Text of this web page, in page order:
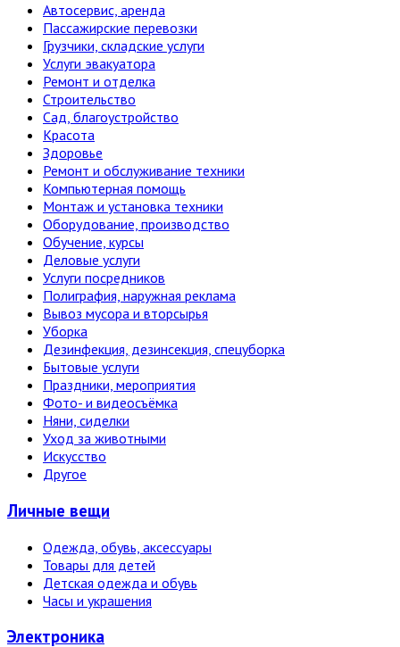
Автосервис, аренда
Пассажирские перевозки
Грузчики, складские услуги
Услуги эвакуатора
Ремонт и отделка
Строительство
Сад, благоустройство
Красота
Здоровье
Ремонт и обслуживание техники
Компьютерная помощь
Монтаж и установка техники
Оборудование, производство
Обучение, курсы
Деловые услуги
Услуги посредников
Полиграфия, наружная реклама
Вывоз мусора и вторсырья
Уборка
Дезинфекция, дезинсекция, спецуборка
Бытовые услуги
Праздники, мероприятия
Фото- и видеосъёмка
Няни, сиделки
Уход за животными
Искусство
Другое
Личные вещи
Одежда, обувь, аксессуары
Товары для детей
Детская одежда и обувь
Часы и украшения
Электро­ника